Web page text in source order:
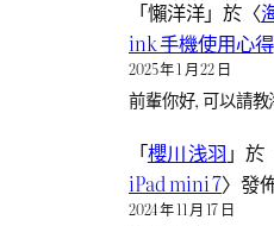
「懶洋洋」於〈
ink 手機使用心得
2025 年 1 月 22 日
前輩你好, 可以請
「櫻川 浅羽 」於
iPad mini 7〉發
2024 年 11 月 17 日